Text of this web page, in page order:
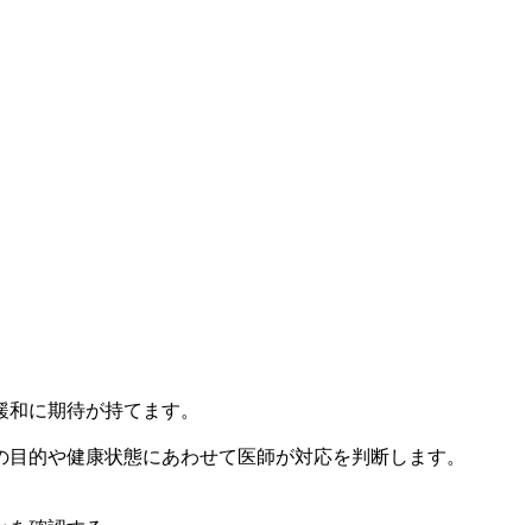
に期待が持てます。
的や健康状態にあわせて医師が対応を判断します。